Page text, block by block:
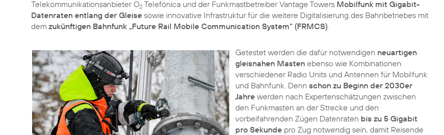
Telekommunikationsanbieter O2 Telefónica und der Funkmastbetreiber Vantage Towers Mobilfunk mit Gigabit-
Datenraten entlang der Gleise sowie innovative Infrastruktur für die weitere Digitalisierung des Bahnbetriebes mit
dem zukünftigen Bahnfunk „Future Rail Mobile Communication System“ (FRMCS).
Getestet werden die dafür notwendigen neuartigen
gleisnahen Mastenebenso wie Kombinationen
verschiedener Radio Units und Antennen für Mobilfunk
und Bahnfunk. Denn schon zu Beginn der 2030er
Jahrewerden nach Expertenschätzungen zwischen
den Funkmasten an der Strecke und den
vorbeifahrenden Zügen Datenraten bis zu 5 Gigabit
pro Sekundepro Zug notwendig sein, damit Reisende